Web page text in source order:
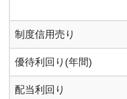
制度信用売り
優待利回り(年間)
配当利回り